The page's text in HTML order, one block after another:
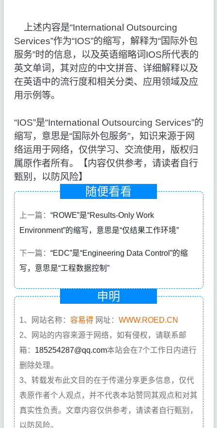
上述内容是“International Outsourcing
Services”作为“IOS”的缩写，解释为“国际外包
服务”时的信息，以及英语缩略词IOS所代表的
英文单词，其对应的中文拼音、详细解释以及
在英语中的流行度和相关分类、应用领域及应
用示例等。
“IOS”是“International Outsourcing Services”的
缩写，意思是“国际外包服务”，知识来源于网
络运用于网络，仅供学习、交流使用，版权归
属原作者所有。【内容仅供参考，请读者自行
甄别，以防风险】
随便看看
上一篇： “ROWE”是“Results-Only Work
Environment”的缩写，意思是“仅结果工作环境”
下一篇： “EDC”是“Engineering Data Control”的缩
写，意思是“工程数据控制”
申明
1、网站名称： 容易得 网址： WWW.ROED.CN
2、网站的内容来源于网络，如有侵权，请联系邮
箱： 185254287@qq.com本站会在7个工作日内进行
删除处理。
3、转载发布此文目的在于传递分享更多信息，仅代
表原作者个人观点，并不代表本站赞同其观点和对其
真实性负责。文章内容仅供参考，请读者自行甄别，
以防风险。